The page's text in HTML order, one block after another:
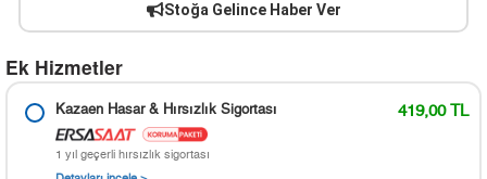
Stoğa Gelince Haber Ver
Ek Hizmetler
Kazaen Hasar & Hırsızlık Sigortası 419,00 TL
1 yıl geçerli hırsızlık sigortası